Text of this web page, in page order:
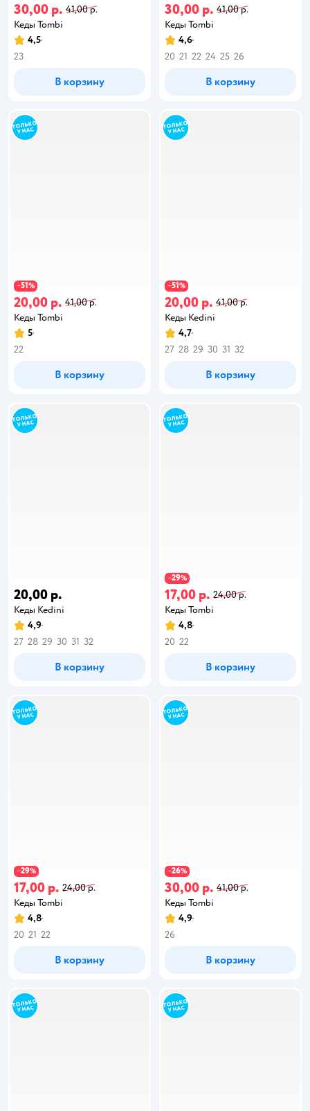
30,00 р. 41,00 р.
Кеды Tombi
4,5
23
В корзину
30,00 р. 41,00 р.
Кеды Tombi
4,6
20 21 22 24 25 26
В корзину
−51%
20,00 р. 41,00 р.
Кеды Tombi
5
22
В корзину
−51%
20,00 р. 41,00 р.
Кеды Kedini
4,7
27 28 29 30 31 32
В корзину
20,00 р.
Кеды Kedini
4,9
27 28 29 30 31 32
В корзину
−29%
17,00 р. 24,00 р.
Кеды Tombi
4,8
20 22
В корзину
−29%
17,00 р. 24,00 р.
Кеды Tombi
4,8
20 21 22
В корзину
−26%
30,00 р. 41,00 р.
Кеды Tombi
4,9
26
В корзину